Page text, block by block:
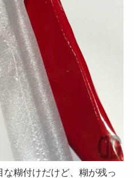
糊付けだけど、糊が残っ